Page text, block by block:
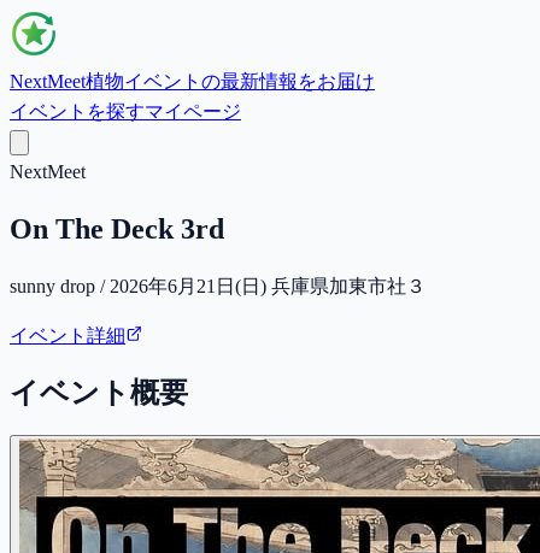
NextMeet植物イベントの最新情報をお届け
イベントを探すマイページ
NextMeet
On The Deck 3rd
sunny drop / 2026年6月21日(日) 兵庫県加東市社３
イベント詳細
イベント概要